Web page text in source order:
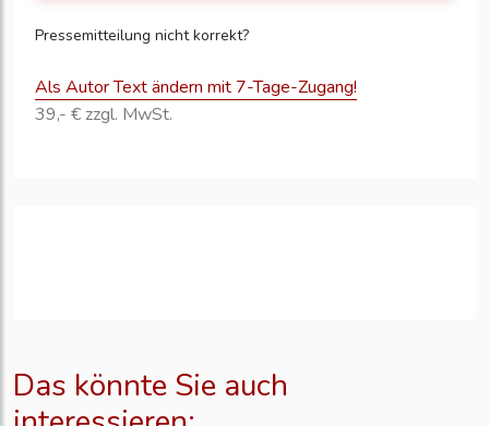
Pressemitteilung nicht korrekt?
Als Autor Text ändern mit 7-Tage-Zugang!
39,- € zzgl. MwSt.
Das könnte Sie auch